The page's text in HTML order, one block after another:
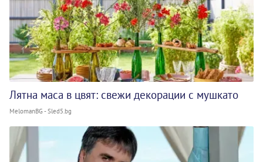
Лятна маса в цвят: свежи декорации с мушкато
MelomanBG - Sled5.bg